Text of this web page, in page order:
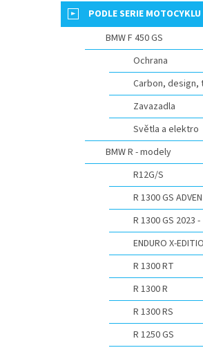
a
PODLE SERIE MOTOCYKLU
BMW F 450 GS
Ochrana
Carbon, design,
Zavazadla
Světla a elektro
BMW R - modely
R12G/S
R 1300 GS
R 1300 GS 2023 -
ENDURO X-
R 1300 RT
R 1300 R
R 1300 RS
R 1250 GS